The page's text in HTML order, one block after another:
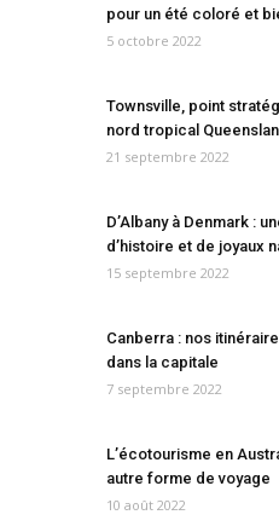
pour un été coloré et
5 octobre 2022
Townsville, point
nord tropical
21 septembre 2022
D’Albany à Denmark :
d’histoire et de joyaux
15 septembre 2022
Canberra : nos
dans la capitale
7 septembre 2022
L’écotourisme en
autre forme de voyage
10 août 2022